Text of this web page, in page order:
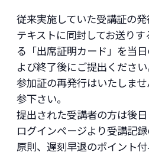
従来実施していた受講証の発
テキストに同封してお送り
る「出席証明カード」を当
よび終了後にご提出ください
参加証の再発行はいたしま
参下さい。
提出された受講者の方は後
ログインページより受講記録
原則、遅刻早退のポイント付